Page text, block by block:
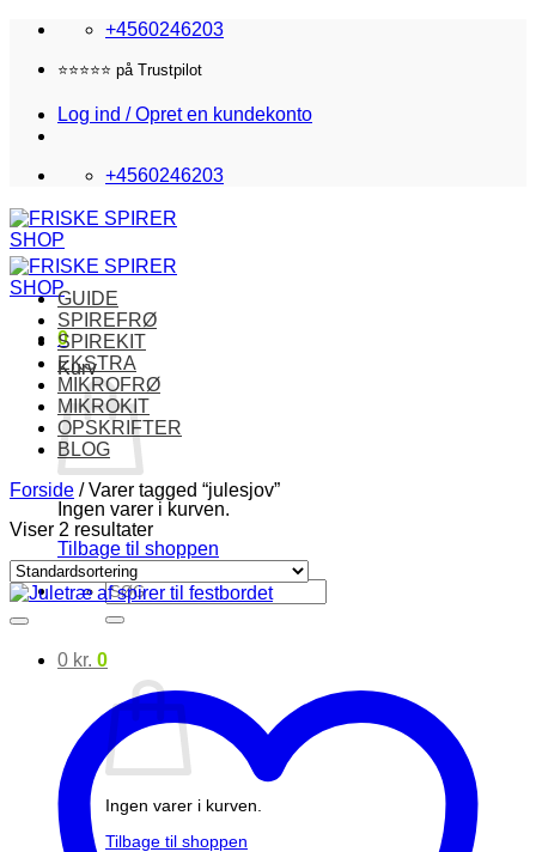
Fortsæt
indhold
+4560246203
⭐️⭐️⭐️⭐️⭐️ på Trustpilot
Log ind / Opret en kundekonto
+4560246203
0
Kurv
Ingen varer i kurven.
Tilbage til shoppen
Søg
efter:
0 kr. 0
Ingen varer i kurven.
Tilbage til shoppen
GUIDE
SPIREFRØ
SPIREKIT
EKSTRA
MIKROFRØ
MIKROKIT
OPSKRIFTER
BLOG
Forside /Varer tagged “julesjov”
Viser 2 resultater